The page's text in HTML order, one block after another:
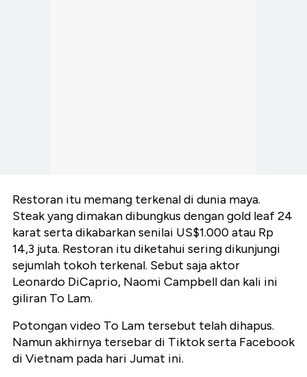
Restoran itu memang terkenal di dunia maya.
Steak yang dimakan dibungkus dengan gold leaf 24
karat serta dikabarkan senilai US$1.000 atau Rp
14,3 juta. Restoran itu diketahui sering dikunjungi
sejumlah tokoh terkenal. Sebut saja aktor
Leonardo DiCaprio, Naomi Campbell dan kali ini
giliran To Lam.
Potongan video To Lam tersebut telah dihapus.
Namun akhirnya tersebar di Tiktok serta Facebook
di Vietnam pada hari Jumat ini.